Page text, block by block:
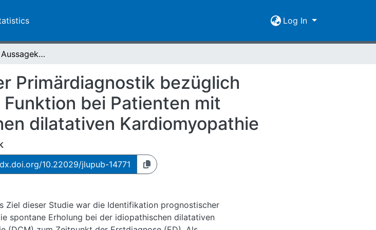
Log In
Prognostische Aussagekraft der Primärdiagnostik bezüglich Erholung der linksventrikulären Funktion bei Patienten mit Erstdiagnose einer idiopathischen dilatativen Kardiomyopathie
Primärdiagnostik bezüglich
bei Patienten mit
dilatativen Kardiomyopathie
10.22029/jlupub-14771
Ziel dieser Studie war die Identifikation prognostischer
spontane Erholung bei der idiopathischen dilatativen